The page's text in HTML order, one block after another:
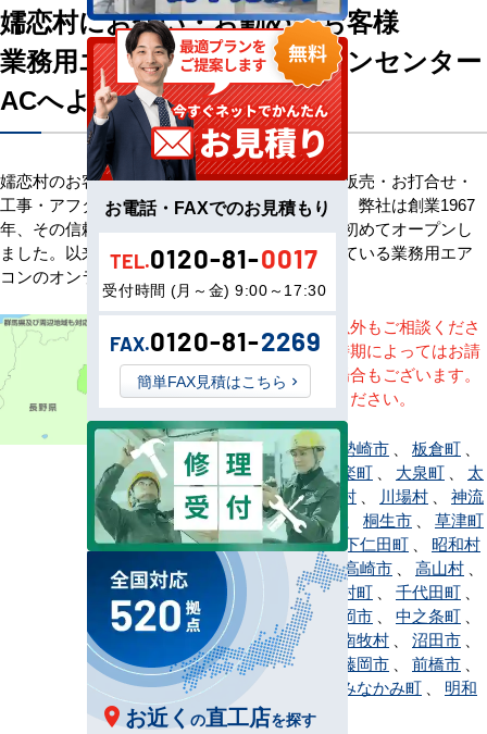
嬬恋村にお住い・お勤めのお客様
業務用エアコン専門店エアコンセンター
ACへようこそ
嬬恋村のお客様へ業務用エアコン・空調機器の販売・お打合せ・
工事・アフターサービスまで一貫して承ります。弊社は創業1967
年、その信頼を基に空調のネット販売を日本で初めてオープンし
ました。以来、皆様にご信頼・ご愛顧いただいている業務用エア
コンのオンラインショップです。
※記載地域以外もご相談くださ
い。地域・時期によってはお請
けできない場合もございます。
直接ご相談ください。
安中市、伊勢崎市 板倉町
上野村、邑楽町 大泉町
太
田市、片品村 川場村
神流
町、甘楽町 桐生市
草津町
、渋川市、 下仁田町
昭和村
、
榛東村、高崎市 高山村
館林市、玉村町 千代田町
嬬恋村、 富岡市 中之条町
長野原町
南牧村 沼田市
東吾妻町
藤岡市 前橋市
みどり市
みなかみ町
明和
町、吉岡町
お電話・FAXでのお見積もり
TEL.0120-81-0017
受付時間 (月～金) 9:00～17:30
FAX.0120-81-2269
簡単FAX見積はこちら
お近く の直工店を探す